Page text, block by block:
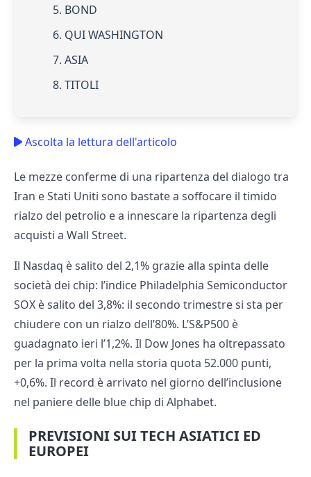
5. BOND
6. QUI WASHINGTON
7. ASIA
8. TITOLI
Ascolta la lettura dell'articolo
Le mezze conferme di una ripartenza del dialogo tra
Iran e Stati Uniti sono bastate a soffocare il timido
rialzo del petrolio e a innescare la ripartenza degli
acquisti a Wall Street.
Il Nasdaq è salito del 2,1% grazie alla spinta delle
società dei chip: l’indice Philadelphia Semiconductor
SOX è salito del 3,8%: il secondo trimestre si sta per
chiudere con un rialzo dell’80%. L’S&P500 è
guadagnato ieri l’1,2%. Il Dow Jones ha oltrepassato
per la prima volta nella storia quota 52.000 punti,
+0,6%. Il record è arrivato nel giorno dell’inclusione
nel paniere delle blue chip di Alphabet.
PREVISIONI SUI TECH ASIATICI ED
EUROPEI